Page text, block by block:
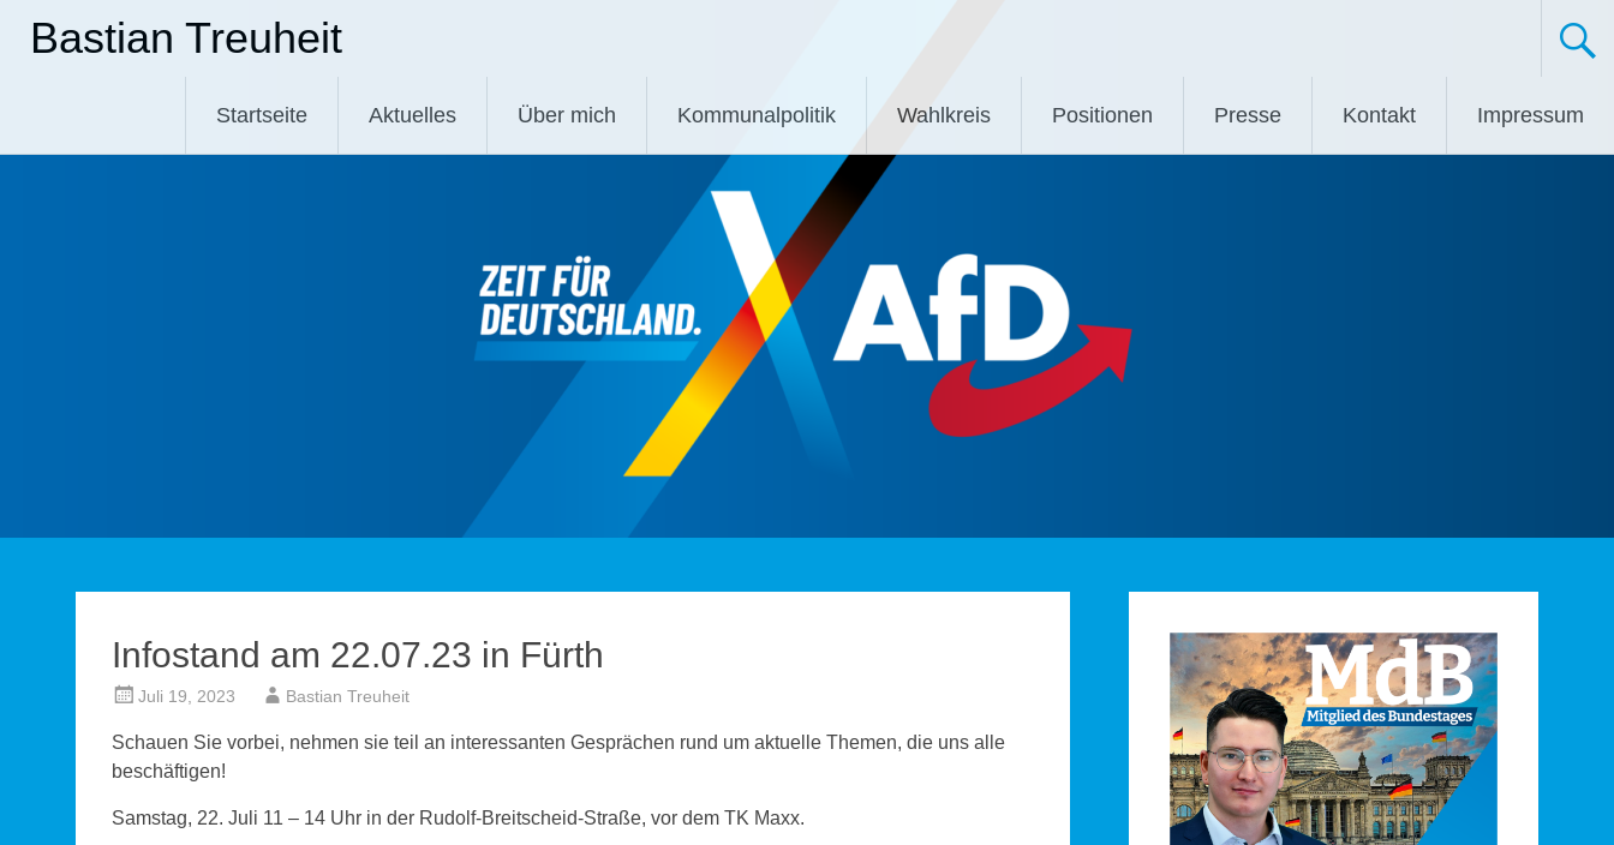
InhaltBastian Treuheit
Startseite Aktuelles Über mich Kommunalpolitik Wahlkreis Positionen Presse Kontakt Impressum
Infostand am 22.07.23 in Fürth
Juli 19, 2023 Bastian Treuheit
Schauen Sie vorbei, nehmen sie teil an interessanten Gesprächen rund um aktuelle Themen, die uns alle
beschäftigen!
Samstag, 22. Juli 11 – 14 Uhr in der Rudolf-Breitscheid-Straße, vor dem TK Maxx.